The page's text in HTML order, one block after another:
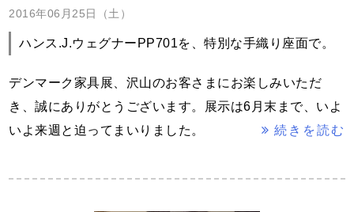
2016年06月25日（土）
ハンス.J.ウェグナーPP701を、特別な手織り座面で。
デンマーク家具展、沢山のお客さまにお楽しみいただ
き、誠にありがとうございます。
展示は6月末まで、いよ
いよ来週と迫ってまいりました。
続きを読む